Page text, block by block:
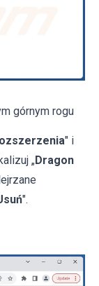
górnym rogu
" i
„Dragon
".